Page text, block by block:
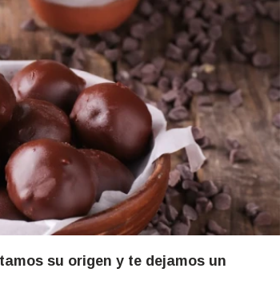
su origen y te dejamos un